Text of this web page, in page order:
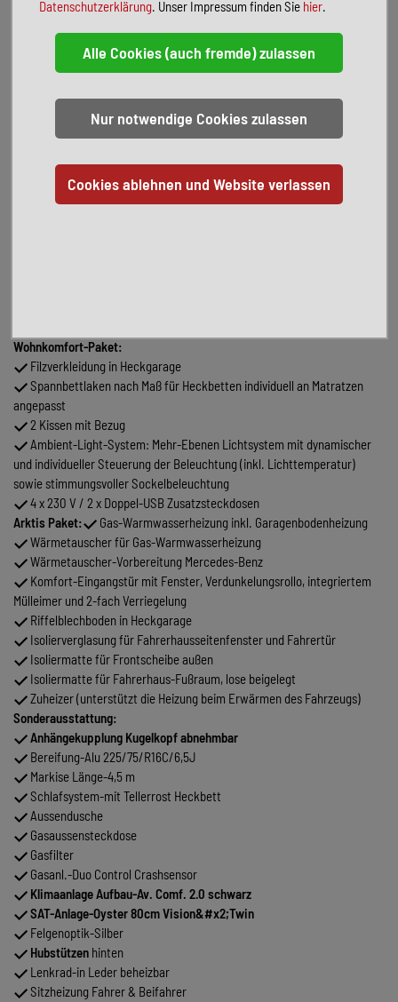
Kombiinstrument mit Farbdisplay Mercedes-Benz
Ladepaket Instrumententafel mit 2 x USB-C Stecker 5V / 1x 12V-
Lederlenkrad (bei Automatikgetriebe)
Tempomat inkl. Lenkrad-Multifunktionstasten
Vollautomatische Klimaanlage THERMOTRONIC
Multifunktionstasten
Aktiver Spurhalte-Assistent
Aufmerksamkeits-Assistent
Wohnkomfort-Paket:
Filzverkleidung in Heckgarage
Spannbettlaken nach Maß für Heckbetten individuell an Matratzen
angepasst
2 Kissen mit Bezug
Ambient-Light-System: Mehr-Ebenen Lichtsystem mit dynamischer
und individueller Steuerung der Beleuchtung (inkl. Lichttemperatur)
sowie stimmungsvoller Sockelbeleuchtung
4 x 230 V / 2 x Doppel-USB Zusatzsteckdosen
Arktis Paket:
Gas-Warmwasserheizung inkl. Garagenbodenheizung
Wärmetauscher für Gas-Warmwasserheizung
Wärmetauscher-Vorbereitung Mercedes-Benz
Komfort-Eingangstür mit Fenster, Verdunkelungsrollo, integriertem
Mülleimer und 2-fach Verriegelung
Riffelblechboden in Heckgarage
Isolierverglasung für Fahrerhausseitenfenster und Fahrertür
Isoliermatte für Frontscheibe außen
Isoliermatte für Fahrerhaus-Fußraum, lose beigelegt
Zuheizer (unterstützt die Heizung beim Erwärmen des Fahrzeugs)
Sonderausstattung:
Anhängekupplung Kugelkopf abnehmbar
Bereifung-Alu 225/75/R16C/6,5J
Markise Länge-4,5 m
Schlafsystem-mit Tellerrost Heckbett
Aussendusche
Gasaussensteckdose
Gasfilter
Gasanl.-Duo Control Crashsensor
Klimaanlage Aufbau-Av. Comf. 2.0 schwarz
SAT-Anlage-Oyster 80cm Vision&#x2;Twin
Felgenoptik-Silber
Hubstützen hinten
Lenkrad-in Leder beheizbar
Sitzheizung Fahrer & Beifahrer
Datenschutzerklärung. Unser Impressum finden Sie hier.